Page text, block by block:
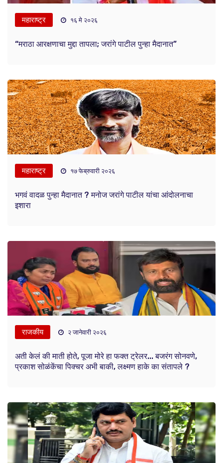
महाराष्ट्र १६ मे २०२६
“मराठा आरक्षणाचा मुद्दा तापला; जरांगे पाटील पुन्हा मैदानात”
महाराष्ट्र १७ फेब्रुवारी २०२६
भगवं वादळ पुन्हा मैदानात ? मनोज जरांगे पाटील यांचा आंदोलनाचा
इशारा
राजकीय २ जानेवारी २०२६
अती केलं की माती होते, पूजा मोरे हा फक्त ट्रेलर... बजरंग सोनवणे,
प्रकाश सोळंकेंचा पिक्चर अभी बाकी, लक्ष्मण हाके का संतापले ?